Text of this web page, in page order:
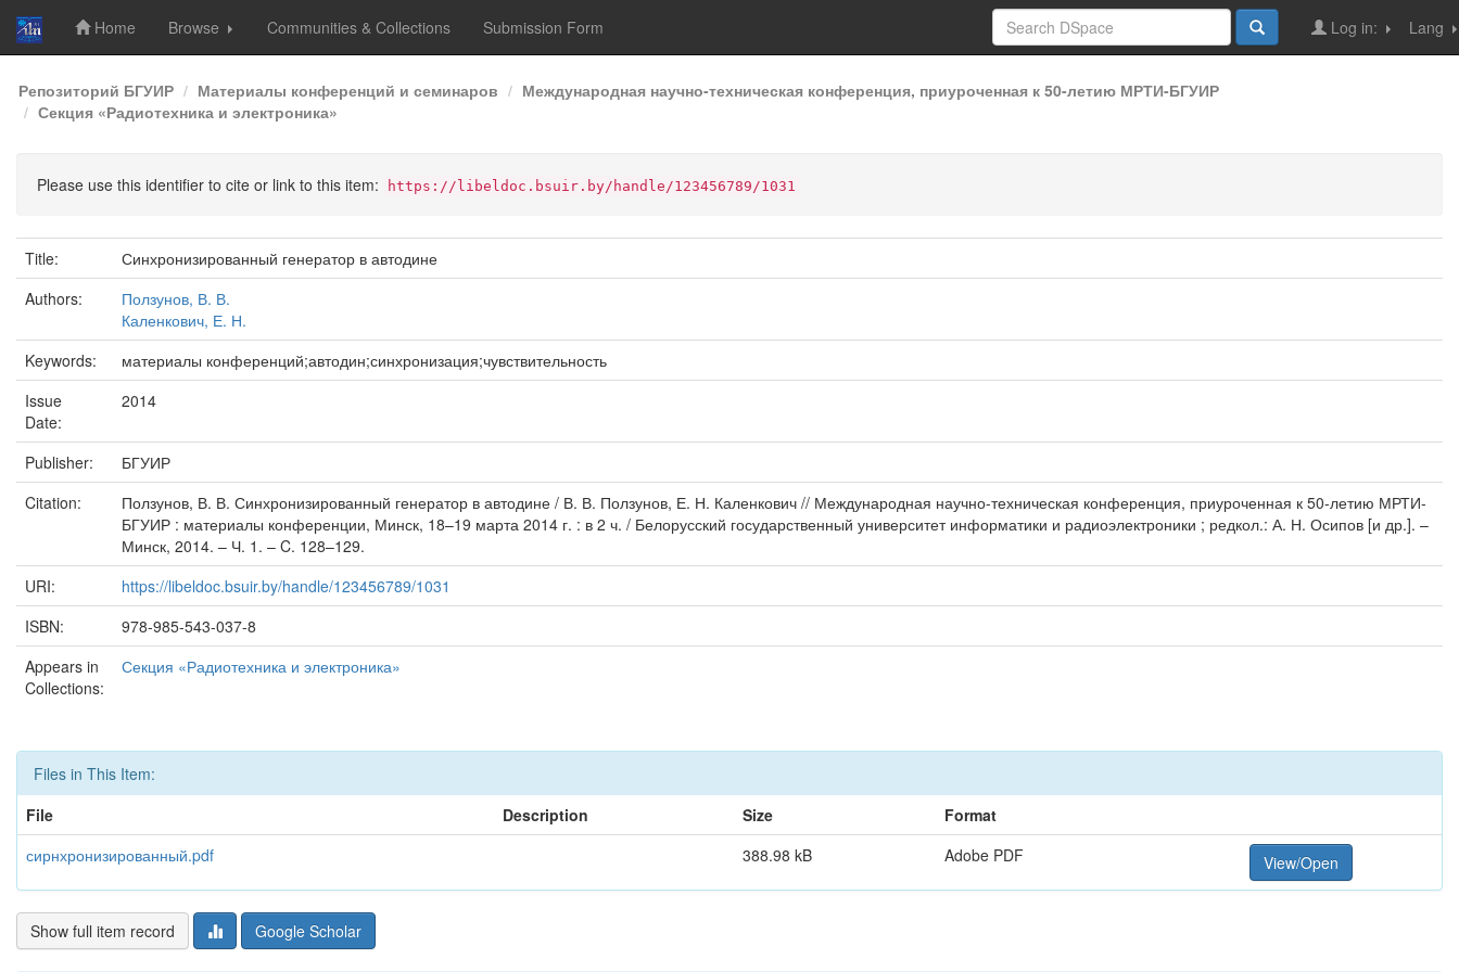
Skip
navigation
Home Browse Communities & Collections Submission Form Lang
Log in:
Репозиторий БГУИР Материалы конференций и семинаров
Международная научно-техническая конференция, приуроченная к 50-летию МРТИ-БГУИР
Секция «Радиотехника и электроника»
Please use this identifier to cite or link to this item: https://libeldoc.bsuir.by/handle/123456789/1031
Title:
Синхронизированный генератор в автодине
Authors:
Ползунов, В. В.
Каленкович, Е. Н.
Keywords:
материалы конференций;автодин;синхронизация;чувствительность
Issue
Date:
2014
Publisher:
БГУИР
Citation:
Ползунов, В. В. Синхронизированный генератор в автодине / В. В. Ползунов, Е. Н. Каленкович // Международная научно-техническая конференция, приуроченная к 50-летию МРТИ-
БГУИР : материалы конференции, Минск, 18–19 марта 2014 г. : в 2 ч. / Белорусский государственный университет информатики и радиоэлектроники ; редкол.: А. Н. Осипов [и др.]. –
Минск, 2014. – Ч. 1. – C. 128–129.
URI:
https://libeldoc.bsuir.by/handle/123456789/1031
ISBN:
978-985-543-037-8
Appears in
Collections:
Секция «Радиотехника и электроника»
Files in This Item:
File
Description Size
Format
сирнхронизированный.pdf
388.98 kB Adobe PDF View/Open
Show full item record Google Scholar